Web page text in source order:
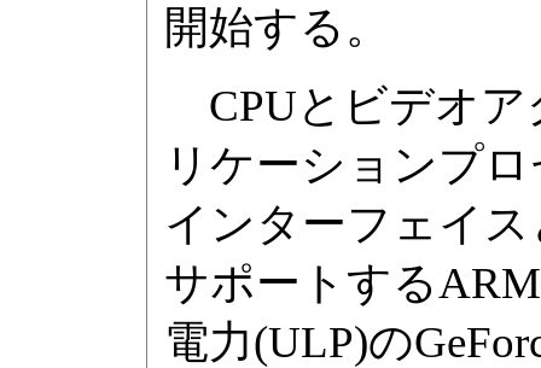
開始する。
CPUとビデオア
リケーションプ
インターフェイ
サポートする
電力(ULP)の